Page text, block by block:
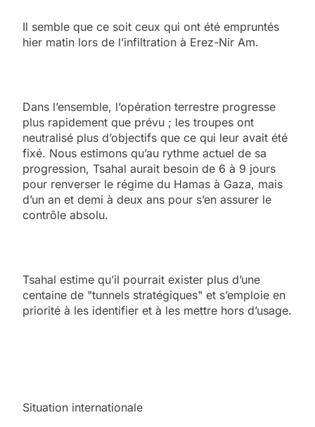
Il semble que ce soit ceux qui ont été empruntés
hier matin lors de l’infiltration à Erez-Nir Am.
Dans l’ensemble, l’opération terrestre progresse
plus rapidement que prévu ; les troupes ont
neutralisé plus d’objectifs que ce qui leur avait été
fixé. Nous estimons qu’au rythme actuel de sa
progression, Tsahal aurait besoin de 6 à 9 jours
pour renverser le régime du Hamas à Gaza, mais
d’un an et demi à deux ans pour s’en assurer le
contrôle absolu.
Tsahal estime qu’il pourrait exister plus d’une
centaine de "tunnels stratégiques" et s’emploie en
priorité à les identifier et à les mettre hors d’usage.
Situation internationale